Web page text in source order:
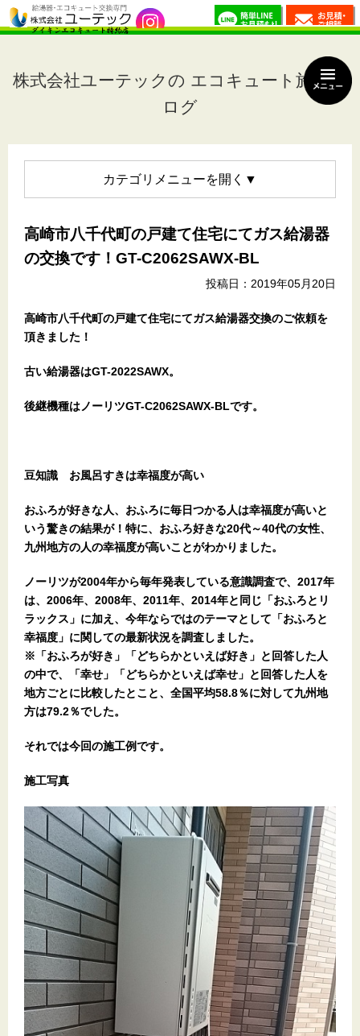
株式会社ユーテックの エコキュート施工ブ
ログ
カテゴリメニュー
高崎市八千代町の戸建て住宅にてガス給湯器
の交換です！GT-C2062SAWX-BL
投稿日：2019年05月20日
高崎市八千代町の戸建て住宅にてガス給湯器交換のご依頼を
頂きました！
古い給湯器はGT-2022SAWX。
後継機種はノーリツGT-C2062SAWX-BLです。
豆知識 お風呂すきは幸福度が高い
おふろが好きな人、おふろに毎日つかる人は幸福度が高いと
いう驚きの結果が！特に、おふろ好きな20代～40代の女性、
九州地方の人の幸福度が高いことがわかりました。
ノーリツが2004年から毎年発表している意識調査で、2017年
は、2006年、2008年、2011年、2014年と同じ「おふろとリ
ラックス」に加え、今年ならではのテーマとして「おふろと
幸福度」に関しての最新状況を調査しました。
※「おふろが好き」「どちらかといえば好き」と回答した人
の中で、「幸せ」「どちらかといえば幸せ」と回答した人を
地方ごとに比較したとこと、全国平均58.8％に対して九州地
方は79.2％でした。
それでは今回の施工例です。
施工写真